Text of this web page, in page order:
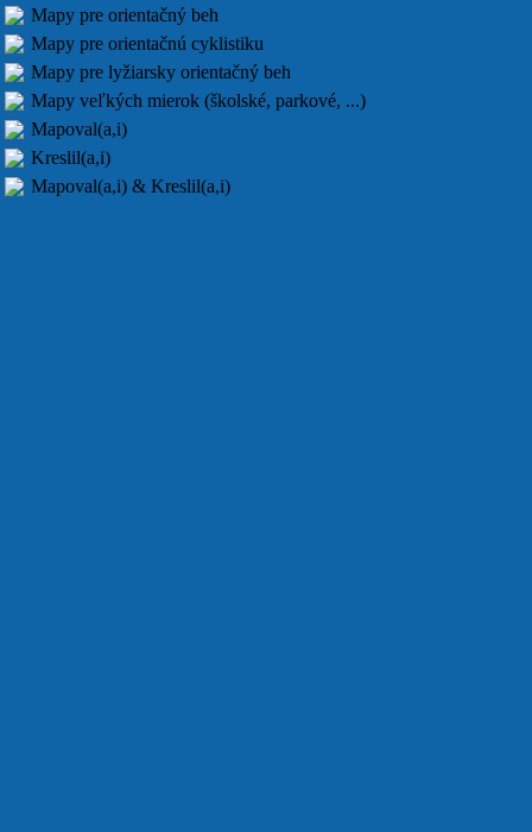
Mapy pre orientačný beh
Mapy pre orientačnú cyklistiku
Mapy pre lyžiarsky orientačný beh
Mapy veľkých mierok (školské, parkové, ...)
Mapoval(a,i)
Kreslil(a,i)
Mapoval(a,i) & Kreslil(a,i)